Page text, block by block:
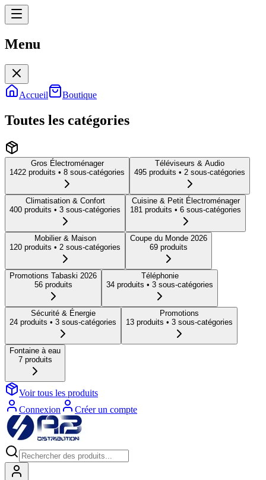
Menu
Accueil Boutique
Toutes les catégories
Gros Électroménager
1422 produits • 8 sous-catégories
Téléviseurs & Audio
495 produits • 2 sous-catégories
Climatisation & Confort
400 produits • 3 sous-catégories
Cuisine & Petit Électroménager
181 produits • 6 sous-catégories
Mobilier & Maison
120 produits • 2 sous-catégories
Coupe du Monde 2026
69 produits
Promotions Tabaski 2026
56produits
Téléphonie
34 produits • 3 sous-catégories
Sécurité & Énergie
24 produits • 3 sous-catégories
Promotions
13 produits • 3 sous-catégories
Fontaine à eau
7produits
Voir tous les produits
Connexion
Créer un compte